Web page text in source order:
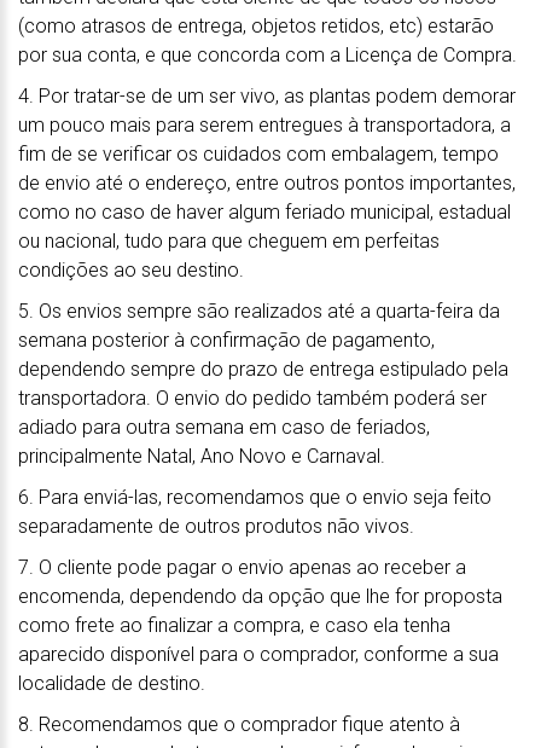
(como atrasos de entrega, objetos retidos, etc) estarão
por sua conta, e que concorda com a Licença de Compra.
4. Por tratar-se de um ser vivo, as plantas podem demorar
um pouco mais para serem entregues à transportadora, a
fim de se verificar os cuidados com embalagem, tempo
de envio até o endereço, entre outros pontos importantes,
como no caso de haver algum feriado municipal, estadual
ou nacional, tudo para que cheguem em perfeitas
condições ao seu destino.
5. Os envios sempre são realizados até a quarta-feira da
semana posterior à confirmação de pagamento,
dependendo sempre do prazo de entrega estipulado pela
transportadora. O envio do pedido também poderá ser
adiado para outra semana em caso de feriados,
principalmente Natal, Ano Novo e Carnaval.
6. Para enviá-las, recomendamos que o envio seja feito
separadamente de outros produtos não vivos.
7. O cliente pode pagar o envio apenas ao receber a
encomenda, dependendo da opção que lhe for proposta
como frete ao finalizar a compra, e caso ela tenha
aparecido disponível para o comprador, conforme a sua
localidade de destino.
8. Recomendamos que o comprador fique atento à